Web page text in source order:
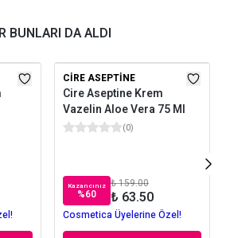
BUNLARI DA ALDI
CIRE ASEPTINE
Cire Aseptine Krem
Vazelin Aloe Vera 75 Ml
(0)
Kazancınız
%60
₺ 159.00
₺ 63.50
Cosmetica Üyelerine Özel!